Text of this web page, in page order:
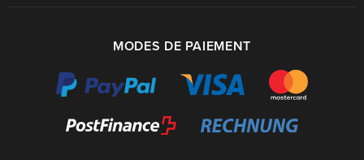
MODES DE PAIEMENT